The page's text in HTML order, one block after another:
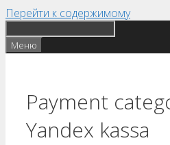
Перейти к содержимому
Меню
Payment
Yandex kassa